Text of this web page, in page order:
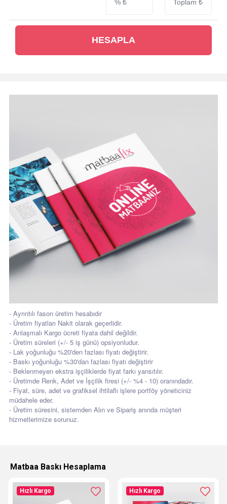
HESAPLA
- Ayrıntılı fason üretim hesabıdır
- Üretim fiyatları Nakit olarak geçerlidir.
- Anlaşmalı Kargo ücreti fiyata dahil değildir.
- Üretim süreleri (+/- 5 iş günü) opsiyonludur.
- Lak yoğunluğu %20'den fazlası fiyatı değiştirir.
- Baskı yoğunluğu %30'dan fazlası fiyatı değiştirir
- Beklenmeyen ekstra işçiliklerde fiyat farkı yansıtılır.
- Üretimde Renk, Adet ve İşçilik firesi (+/- %4 - 10) oranındadır.
- Fiyat, süre, adet ve grafiksel ihtilaflı işlere portföy yöneticiniz
müdahele eder.
- Üretim süresini, sistemden Alın ve Sipariş anında müşteri
hizmetlerimize sorunuz.
Matbaa Baskı Hesaplama
Hızlı Kargo Hızlı Kargo